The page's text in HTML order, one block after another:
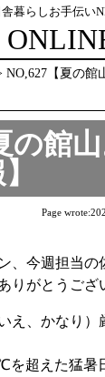
暮らしお手伝い
NO,627【夏の館
の館
Page wrote:
、今週担当の
りがとうござ
え、かなり）
超えた猛暑